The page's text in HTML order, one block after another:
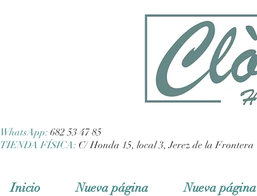
WhatsApp: 682 53 47 85
TIENDA FÍSICA: C/ Honda 15, local 3, Jerez de la Frontera
Inicio Nueva página Nueva página